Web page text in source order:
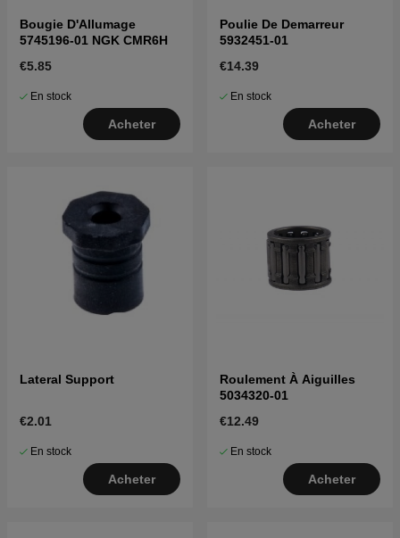
Bougie D'Allumage
5745196-01 NGK CMR6H
€5.85
En stock
Acheter
Poulie De Demarreur
5932451-01
€14.39
En stock
Acheter
Lateral Support
€2.01
En stock
Acheter
Roulement À Aiguilles
5034320-01
€12.49
En stock
Acheter